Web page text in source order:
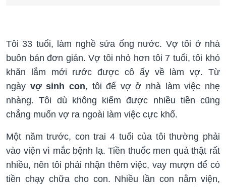
Tôi 33 tuổi, làm nghề sửa ống nước. Vợ tôi ở nhà
buôn bán đơn giản. Vợ tôi nhỏ hơn tôi 7 tuổi, tôi khó
khăn lắm mới rước được cô ấy về làm vợ. Từ
ngày vợ sinh con, tôi để vợ ở nhà làm việc nhẹ
nhàng. Tôi dù không kiếm được nhiều tiền cũng
chẳng muốn vợ ra ngoài làm việc cực khổ.
Một năm trước, con trai 4 tuổi của tôi thường phải
vào viện vì mắc bệnh lạ. Tiền thuốc men quả thật rất
nhiều, nên tôi phải nhận thêm việc, vay mượn để có
tiền chạy chữa cho con. Nhiều lần con nằm viện,